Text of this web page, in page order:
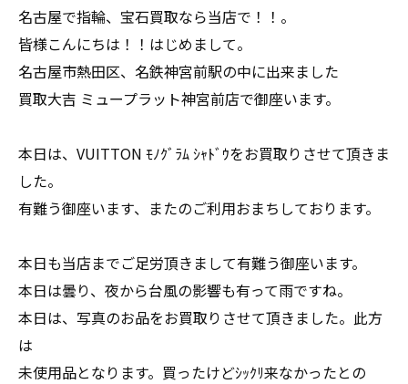
名古屋で指輪、宝石買取なら当店で！！。
皆様こんにちは！！はじめまして。
名古屋市熱田区、名鉄神宮前駅の中に出来ました
買取大吉 ミュープラット神宮前店で御座います。
本日は、VUITTON ﾓﾉｸﾞﾗﾑ ｼｬﾄﾞｳをお買取りさせて頂きま
した。
有難う御座います、またのご利用おまちしております。
本日も当店までご足労頂きまして有難う御座います。
本日は曇り、夜から台風の影響も有って雨ですね。
本日は、写真のお品をお買取りさせて頂きました。此方
は
未使用品となります。買ったけどｼｯｸﾘ来なかったとの